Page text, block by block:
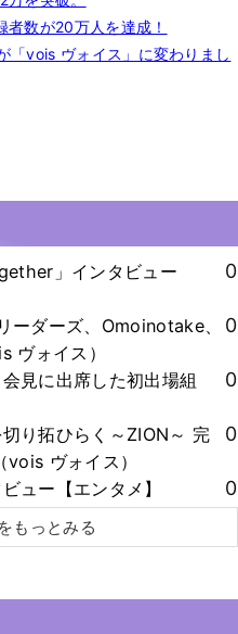
数が20万人を達成！
vois ヴォイス」に変わりまし
」インタビュー
0
ーダーズ、Omoinotake、
ヴォイス）
0
見に出席した初出場組
0
切り拓ひらく～ZION～ 完
ヴォイス）
0
ュー【エンタメ】 0
もっとみる